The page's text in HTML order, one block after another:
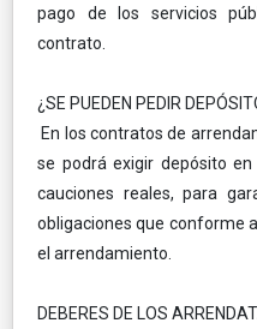
pago de los servicios
contrato.
¿SE PUEDEN PEDIR
En los contratos de
se podrá exigir depósito
cauciones reales, para
obligaciones que conforme
el arrendamiento.
DEBERES DE LOS